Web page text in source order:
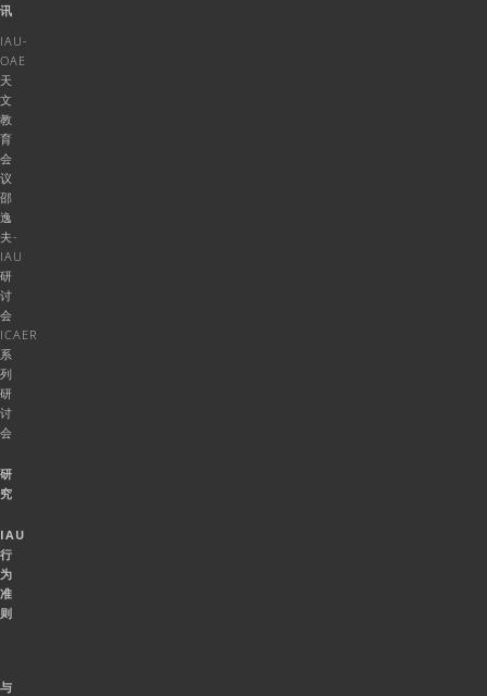
讯
IAU-
OAE
天
文
教
育
会
议
邵
逸
夫-
IAU
研
讨
会
ICAER
系
列
研
讨
会
研
究
IAU
行
为
准
则
与